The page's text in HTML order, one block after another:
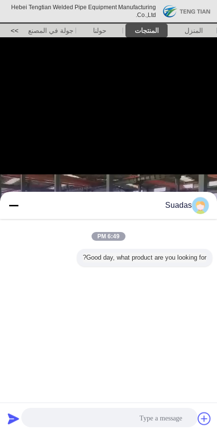
Hebei Tengtian Welded Pipe Equipment Manufacturing
Co.,Ltd.
المنزل المنتجات حولنا جولة في المصنع >>
Suadas
6:49 PM
Good day, what product are you looking for?